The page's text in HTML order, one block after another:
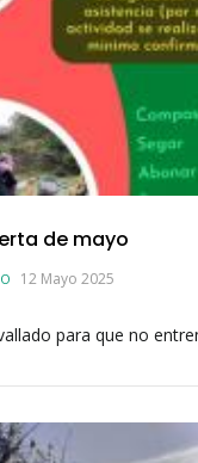
de mayo
12 Mayo 2025
para que no